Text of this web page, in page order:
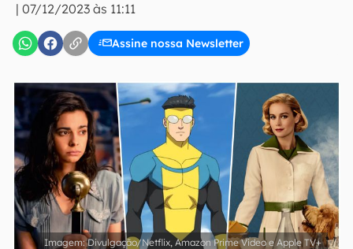
| 07/12/2023 às 11:11
Assine nossa Newsletter
Uso e Política de Privacidade do Canaltech.
Divulgação/Netflix, Amazon Prime Video e Apple TV+